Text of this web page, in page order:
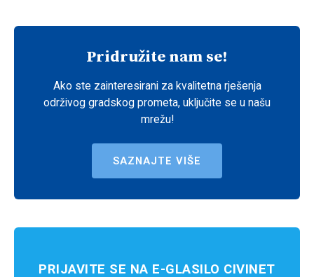
Pridružite nam se!
Ako ste zainteresirani za kvalitetna rješenja
održivog gradskog prometa, uključite se u našu
mrežu!
SAZNAJTE VIŠE
PRIJAVITE SE NA E-GLASILO CIVINET